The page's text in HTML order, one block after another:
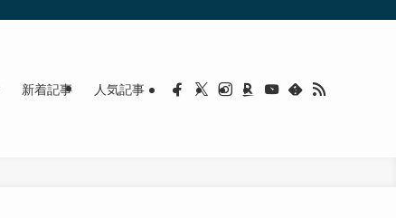
新着記事 人気記事